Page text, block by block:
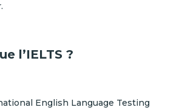
l’IELTS ?
English Language Testing